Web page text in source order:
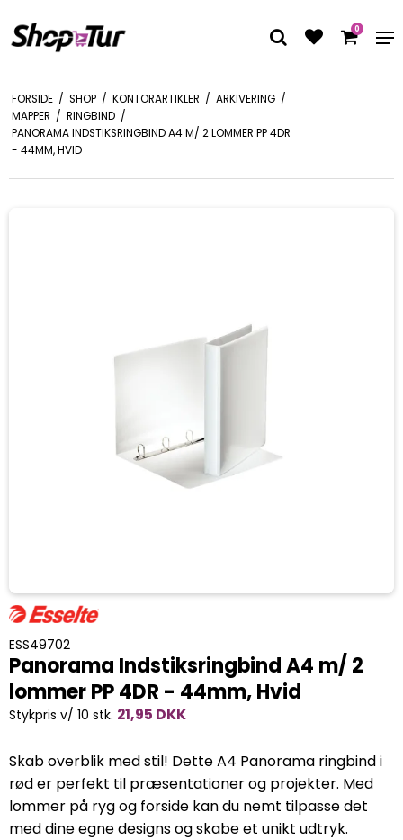
0
FORSIDE / SHOP / KONTORARTIKLER / ARKIVERING /
MAPPER / RINGBIND /
PANORAMA INDSTIKSRINGBIND A4 M/ 2 LOMMER PP 4DR
- 44MM, HVID
ESS49702
Panorama Indstiksringbind A4 m/ 2
lommer PP 4DR - 44mm, Hvid
Stykpris v/ 10 stk. 21,95 DKK
Skab overblik med stil! Dette A4 Panorama ringbind i
rød er perfekt til præsentationer og projekter. Med
lommer på ryg og forside kan du nemt tilpasse det
med dine egne designs og skabe et unikt udtryk.